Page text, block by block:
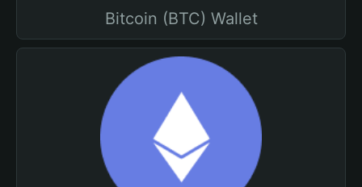
Bitcoin (BTC) Wallet